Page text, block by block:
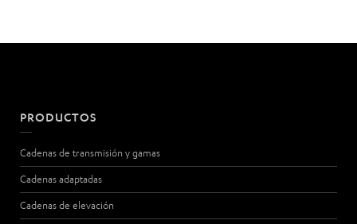
PRODUCTOS
Cadenas de transmisión y gamas
Cadenas adaptadas
Cadenas de elevación